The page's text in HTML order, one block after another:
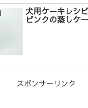
犬用ケーキレシ
ピンクの蒸しケー
スポンサーリンク